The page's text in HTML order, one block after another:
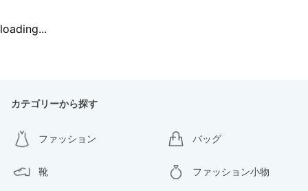
loading...
カテゴリーから探す
ファッション バッグ
靴 ファッション小物